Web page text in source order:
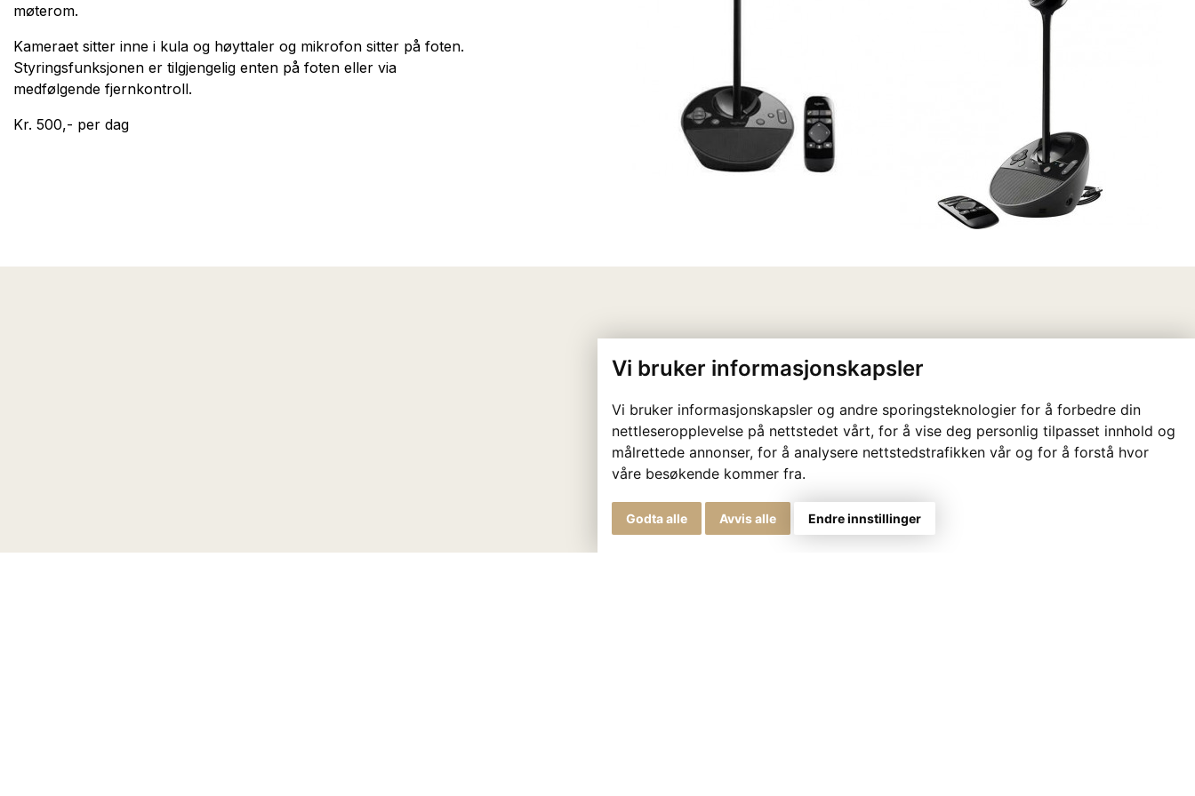
Vi bruker informasjonskapsler
Vi bruker informasjonskapsler og andre sporingsteknologier for å forbedre din
nettleseropplevelse på nettstedet vårt, for å vise deg personlig tilpasset innhold og
målrettede annonser, for å analysere nettstedstrafikken vår og for å forstå hvor
våre besøkende kommer fra.
Godta alle Avvis alle Endre innstillinger
møterom.
Kameraet sitter inne i kula og høyttaler og mikrofon sitter på foten.
Styringsfunksjonen er tilgjengelig enten på foten eller via
medfølgende fjernkontroll.
Kr. 500,- per dag